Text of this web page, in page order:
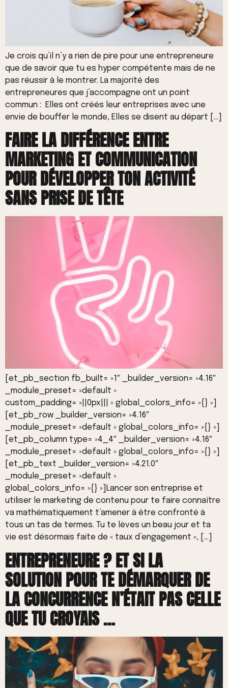
Je crois qu’il n’y a rien de pire pour une entrepreneure
que de savoir que tu es hyper compétente mais de ne
pas réussir à le montrer. La majorité des
entrepreneures que j’accompagne ont un point
commun : Elles ont créés leur entreprises avec une
envie de bouffer le monde, Elles se disent au départ […]
FAIRE LA DIFFÉRENCE ENTRE
MARKETING ET COMMUNICATION
POUR DÉVELOPPER TON ACTIVITÉ
SANS PRISE DE TÊTE
[et_pb_section fb_built= »1″ _builder_version= »4.16″
_module_preset= »default »
custom_padding= »||0px||| » global_colors_info= »{} »]
[et_pb_row _builder_version= »4.16″
_module_preset= »default » global_colors_info= »{} »]
[et_pb_column type= »4_4″ _builder_version= »4.16″
_module_preset= »default » global_colors_info= »{} »]
[et_pb_text _builder_version= »4.21.0″
_module_preset= »default »
global_colors_info= »{} »]Lancer son entreprise et
utiliser le marketing de contenu pour te faire connaître
va mathématiquement t’amener à être confronté à
tous un tas de termes. Tu te lèves un beau jour et ta
vie est désormais faite de « taux d’engagement », […]
ENTREPRENEURE ? ET SI LA
SOLUTION POUR TE DÉMARQUER DE
LA CONCURRENCE N’ÉTAIT PAS CELLE
QUE TU CROYAIS …